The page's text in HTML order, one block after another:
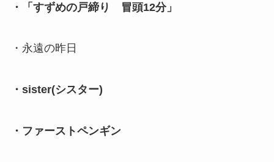
・「すずめの戸締り 冒頭12分」
・永遠の昨日
・sister(シスター)
・ファーストペンギン